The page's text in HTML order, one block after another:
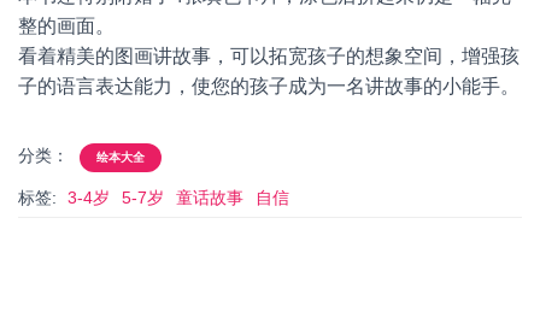
整的画面。
看着精美的图画讲故事，可以拓宽孩子的想象空间，增强孩
子的语言表达能力，使您的孩子成为一名讲故事的小能手。
分类： 绘本大全
标签: 3-4岁 5-7岁 童话故事 自信